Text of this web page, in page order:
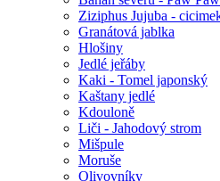
Ziziphus Jujuba -
Granátová jablka
Hlošiny
Jedlé jeřáby
Kaki - Tomel japonský
Kaštany jedlé
Kdouloně
Liči - Jahodový strom
Mišpule
Moruše
Olivovníky